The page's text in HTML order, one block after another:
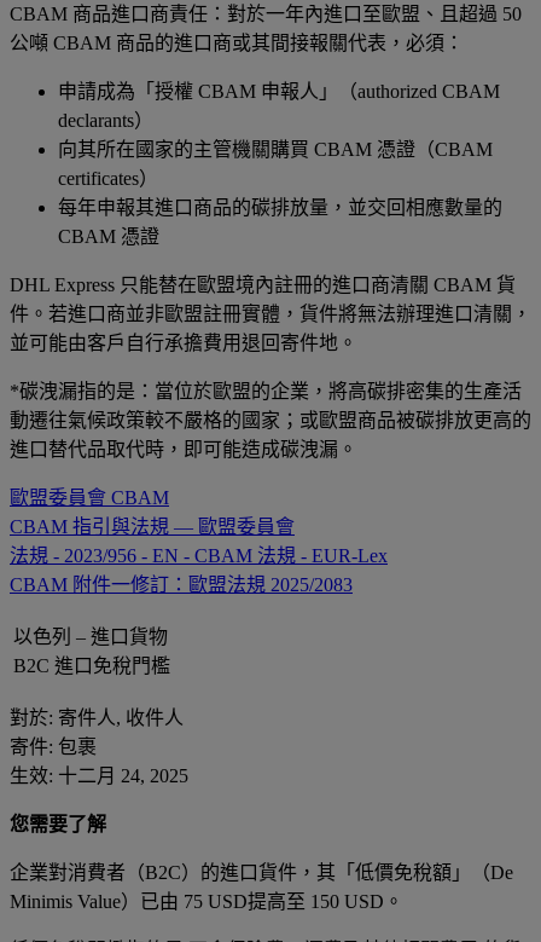
CBAM 商品進口商責任：對於一年內進口至歐盟、且超過 50
公噸 CBAM 商品的進口商或其間接報關代表，必須：
申請成為「授權 CBAM 申報人」（authorized CBAM
declarants）
向其所在國家的主管機關購買 CBAM 憑證（CBAM
certificates）
每年申報其進口商品的碳排放量，並交回相應數量的
CBAM 憑證
DHL Express 只能替在歐盟境內註冊的進口商清關 CBAM 貨
件。若進口商並非歐盟註冊實體，貨件將無法辦理進口清關，
並可能由客戶自行承擔費用退回寄件地。
*碳洩漏指的是：當位於歐盟的企業，將高碳排密集的生產活
動遷往氣候政策較不嚴格的國家；或歐盟商品被碳排放更高的
進口替代品取代時，即可能造成碳洩漏。
歐盟委員會 CBAM
CBAM 指引與法規 — 歐盟委員會
法規 - 2023/956 - EN - CBAM 法規 - EUR-Lex
CBAM 附件一修訂：歐盟法規 2025/2083
以色列 – 進口貨物
B2C 進口免稅門檻
對於: 寄件人, 收件人
寄件: 包裹
生效: 十二月 24, 2025
您需要了解
企業對消費者（B2C）的進口貨件，其「低價免稅額」（De
Minimis Value）已由 75 USD提高至 150 USD。